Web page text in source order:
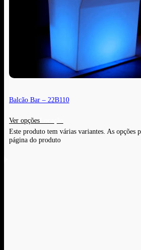
Balcão Bar – 22B110
Ver opções
Este produto tem várias variantes. As opções
página do produto